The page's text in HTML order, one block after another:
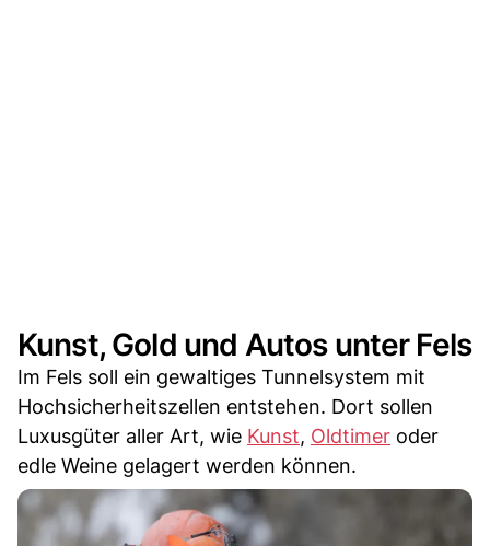
Kunst, Gold und Autos unter Fels
Im Fels soll ein gewaltiges Tunnelsystem mit
Hochsicherheitszellen entstehen. Dort sollen
Luxusgüter aller Art, wie Kunst, Oldtimer oder
edle Weine gelagert werden können.